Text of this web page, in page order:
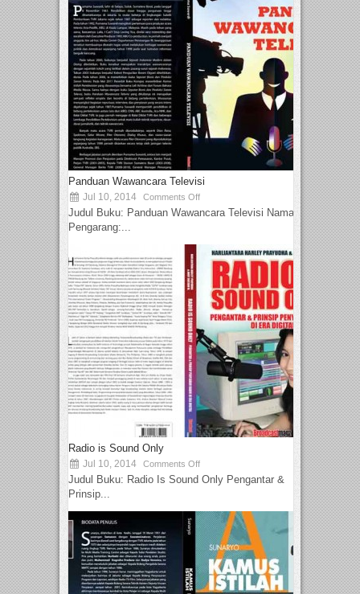
Panduan Wawancara Televisi
Jul 10, 2014 Comments Off
Judul Buku: Panduan Wawancara Televisi Nama
Pengarang:...
Radio is Sound Only
Jul 10, 2014 Comments Off
Judul Buku: Radio Is Sound Only Pengantar &
Prinsip...